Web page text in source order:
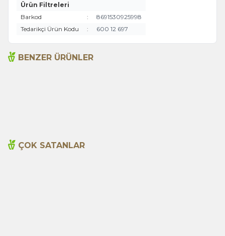
Ürün Filtreleri
Barkod
:
8691530925998
Tedarikçi Ürün Kodu
: 600 12 697
BENZER ÜRÜNLER
ÇOK SATANLAR